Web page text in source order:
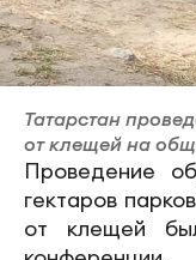
Татарстан
от клещей на
Проведение
гектаров
от клещей